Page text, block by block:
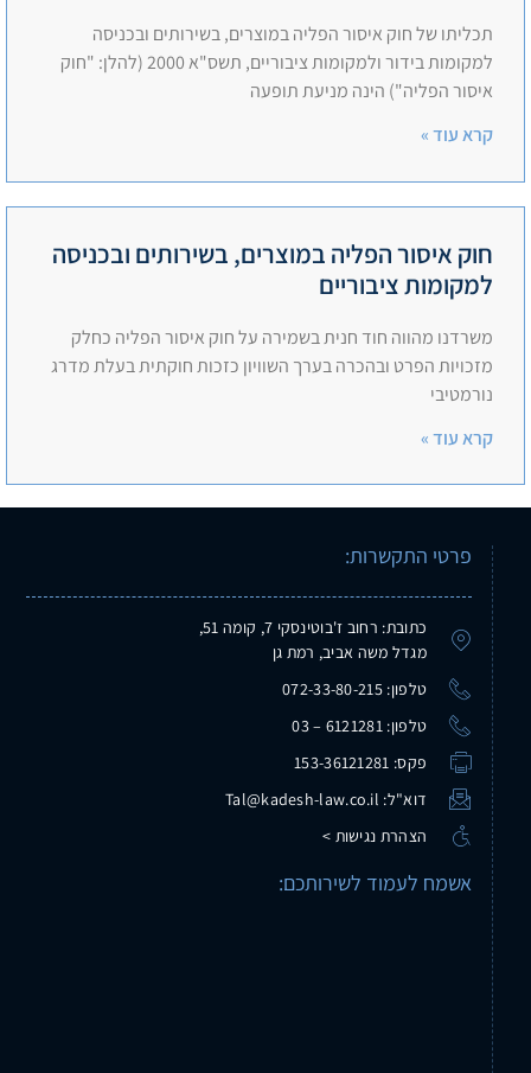
תכליתו של חוק איסור הפליה במוצרים, בשירותים ובכניסה
למקומות בידור ולמקומות ציבוריים, תשס"א 2000 (להלן: "חוק
איסור הפליה") הינה מניעת תופעה
קרא עוד »
חוק איסור הפליה במוצרים, בשירותים ובכניסה
למקומות ציבוריים
משרדנו מהווה חוד חנית בשמירה על חוק איסור הפליה כחלק
מזכויות הפרט ובהכרה בערך השוויון כזכות חוקתית בעלת מדרג
נורמטיבי
קרא עוד »
פרטי התקשרות:
כתובת: רחוב ז'בוטינסקי 7, קומה 51,
מגדל משה אביב, רמת גן
טלפון: 072-33-80-215
טלפון: 6121281 – 03
פקס: 153-36121281
דוא"ל: Tal@kadesh-law.co.il
הצהרת נגישות >
אשמח לעמוד לשירותכם: